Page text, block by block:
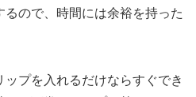
ので、時間には余裕を持った
プを入れるだけならすぐでき